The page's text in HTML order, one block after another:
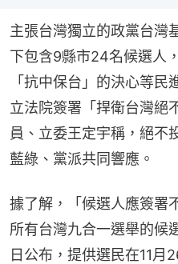
主張台灣獨立的政黨台灣
下包含9縣市24名候選人
「抗中保台」的決心等
立法院簽署「捍衛台灣絕
員、立委王定宇稱，絕不
藍綠、黨派共同響應。
據了解，「候選人應簽署
所有台灣九合一選舉的候
日公布，提供選民在11月